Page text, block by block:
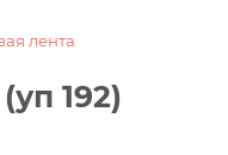
лента
192)